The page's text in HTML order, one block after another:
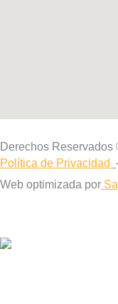
Derechos Reservados
Política de Privacidad
Web optimizada por